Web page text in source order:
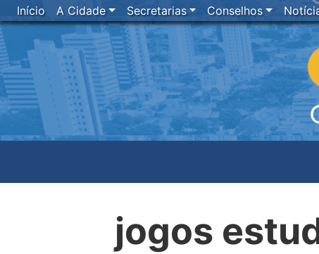
Início A Cidade Secretarias Conselhos
jogos